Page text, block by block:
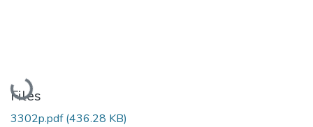
Loading...
Files
3302p.pdf(436.28 KB)